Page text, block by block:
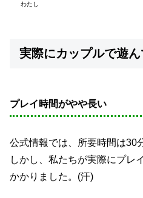
わたし
実際にカップルで遊
プレイ時間がやや長い
公式情報では、所要時間は30
しかし、私たちが実際にプレ
かかりました。(汗)